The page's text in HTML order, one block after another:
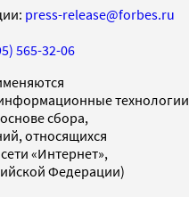
press-release@forbes.ru
565-32-06
технологии
сбора,
относящихся
«Интернет»,
Федерации)